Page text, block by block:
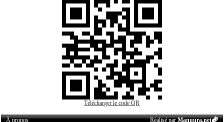
Télécharger le code QR
À propos Réalisé parManuura.net